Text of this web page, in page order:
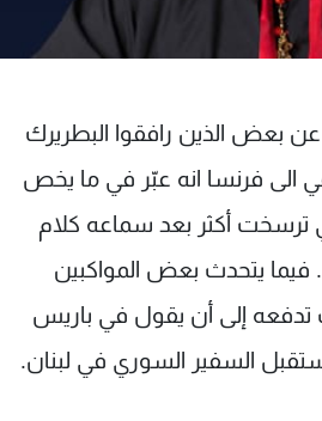
بعض الذين رافقوا البطريرك
الى فرنسا انه عبّر في ما يخص
ترسخت أكثر بعد سماعه كلام
فيما يتحدث بعض المواكبين
تدفعه إلى أن يقول في باريس
السفير السوري في لبنان.
وظائف
تواصل معنا
شروط الإسـتخدام
سياسة الخصوصية